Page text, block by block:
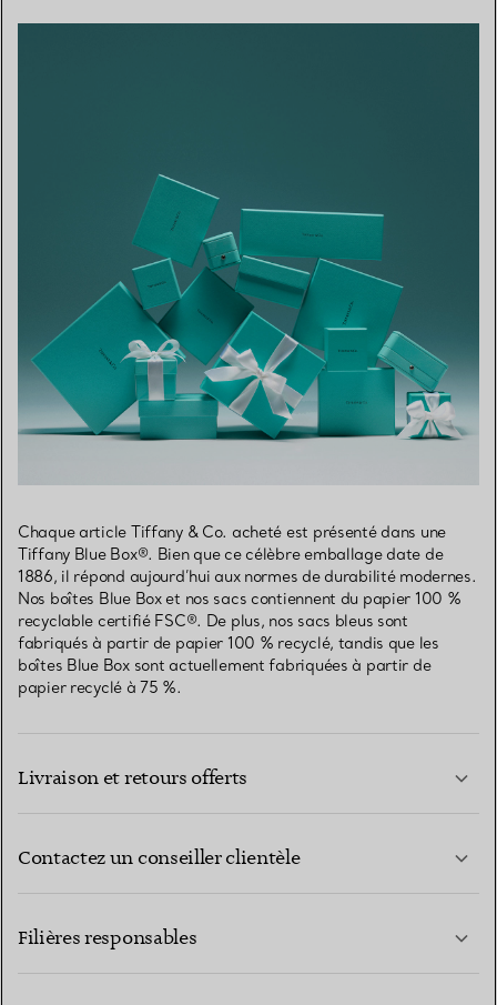
Chaque article Tiffany & Co. acheté est présenté dans une
Tiffany Blue Box®. Bien que ce célèbre emballage date de
1886, il répond aujourd’hui aux normes de durabilité modernes.
Nos boîtes Blue Box et nos sacs contiennent du papier 100 %
recyclable certifié FSC®. De plus, nos sacs bleus sont
fabriqués à partir de papier 100 % recyclé, tandis que les
boîtes Blue Box sont actuellement fabriquées à partir de
papier recyclé à 75 %.
Livraison et retours offerts
Contactez un conseiller clientèle
Filières responsables